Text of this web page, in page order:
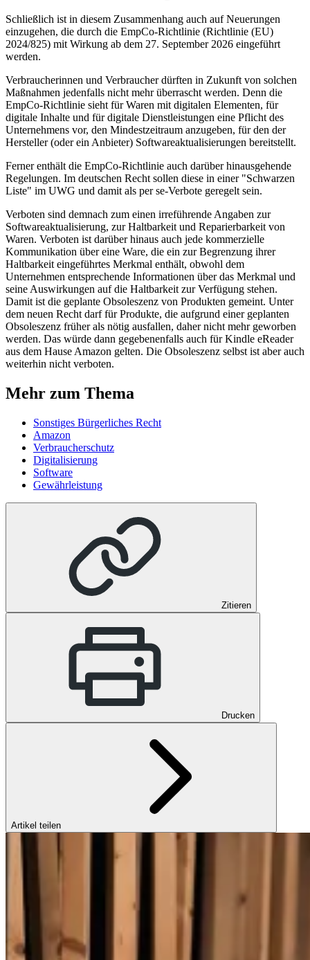
Schließlich ist in diesem Zusammenhang auch auf Neuerungen
einzugehen, die durch die EmpCo-Richtlinie (Richtlinie (EU)
2024/825) mit Wirkung ab dem 27. September 2026 eingeführt
werden.
Verbraucherinnen und Verbraucher dürften in Zukunft von solchen
Maßnahmen jedenfalls nicht mehr überrascht werden. Denn die
EmpCo-Richtlinie sieht für Waren mit digitalen Elementen, für
digitale Inhalte und für digitale Dienstleistungen eine Pflicht des
Unternehmens vor, den Mindestzeitraum anzugeben, für den der
Hersteller (oder ein Anbieter) Softwareaktualisierungen bereitstellt.
Ferner enthält die EmpCo-Richtlinie auch darüber hinausgehende
Regelungen. Im deutschen Recht sollen diese in einer "Schwarzen
Liste" im UWG und damit als per se-Verbote geregelt sein.
Verboten sind demnach zum einen irreführende Angaben zur
Softwareaktualisierung, zur Haltbarkeit und Reparierbarkeit von
Waren. Verboten ist darüber hinaus auch jede kommerzielle
Kommunikation über eine Ware, die ein zur Begrenzung ihrer
Haltbarkeit eingeführtes Merkmal enthält, obwohl dem
Unternehmen entsprechende Informationen über das Merkmal und
seine Auswirkungen auf die Haltbarkeit zur Verfügung stehen.
Damit ist die geplante Obsoleszenz von Produkten gemeint. Unter
dem neuen Recht darf für Produkte, die aufgrund einer geplanten
Obsoleszenz früher als nötig ausfallen, daher nicht mehr geworben
werden. Das würde dann gegebenenfalls auch für Kindle eReader
aus dem Hause Amazon gelten. Die Obsoleszenz selbst ist aber auch
weiterhin nicht verboten.
Mehr zum Thema
Sonstiges Bürgerliches Recht
Amazon
Verbraucherschutz
Digitalisierung
Software
Gewährleistung
Zitieren
Drucken
Artikel teilen